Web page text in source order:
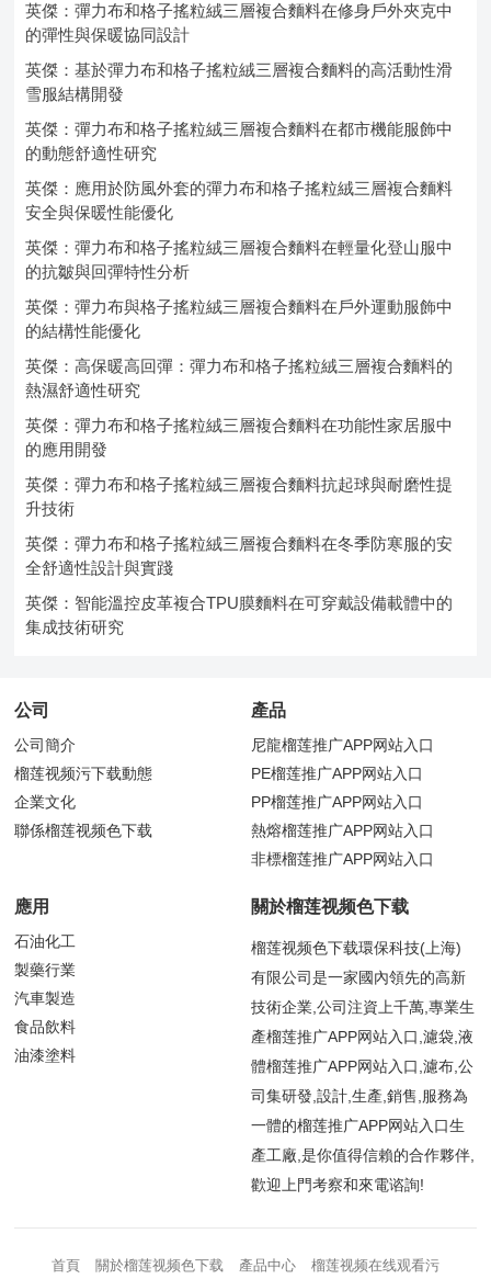
英傑：彈力布和格子搖粒絨三層複合麵料在修身戶外夾克中
的彈性與保暖協同設計
英傑：基於彈力布和格子搖粒絨三層複合麵料的高活動性滑
雪服結構開發
英傑：彈力布和格子搖粒絨三層複合麵料在都市機能服飾中
的動態舒適性研究
英傑：應用於防風外套的彈力布和格子搖粒絨三層複合麵料
安全與保暖性能優化
英傑：彈力布和格子搖粒絨三層複合麵料在輕量化登山服中
的抗皺與回彈特性分析
英傑：彈力布與格子搖粒絨三層複合麵料在戶外運動服飾中
的結構性能優化
英傑：高保暖高回彈：彈力布和格子搖粒絨三層複合麵料的
熱濕舒適性研究
英傑：彈力布和格子搖粒絨三層複合麵料在功能性家居服中
的應用開發
英傑：彈力布和格子搖粒絨三層複合麵料抗起球與耐磨性提
升技術
英傑：彈力布和格子搖粒絨三層複合麵料在冬季防寒服的安
全舒適性設計與實踐
英傑：智能溫控皮革複合TPU膜麵料在可穿戴設備載體中的
集成技術研究
公司
公司簡介
榴莲视频污下载動態
企業文化
聯係榴莲视频色下载
產品
尼龍榴莲推广APP网站入口
PE榴莲推广APP网站入口
PP榴莲推广APP网站入口
熱熔榴莲推广APP网站入口
非標榴莲推广APP网站入口
應用
石油化工
製藥行業
汽車製造
食品飲料
油漆塗料
關於榴莲视频色下载
榴莲视频色下载環保科技(上海)
有限公司是一家國內領先的高新
技術企業,公司注資上千萬,專業生
產榴莲推广APP网站入口,濾袋,液
體榴莲推广APP网站入口,濾布,公
司集研發,設計,生產,銷售,服務為
一體的榴莲推广APP网站入口生
產工廠,是你值得信賴的合作夥伴,
歡迎上門考察和來電谘詢!
首頁 關於榴莲视频色下载 產品中心 榴莲视频在线观看污